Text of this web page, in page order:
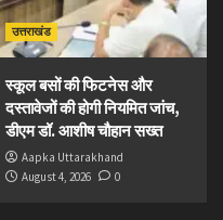
उत्तराखंड
स्कूल बसों की फिटनेस और
दस्तावेजों की होगी नियमित जांच,
डीएम डॉ. आशीष चौहान सख्त
Aapka Uttarakhand
August 4, 2026
0